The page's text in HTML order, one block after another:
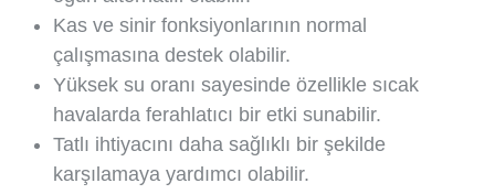
Kas ve sinir fonksiyonlarının normal
çalışmasına destek olabilir.
Yüksek su oranı sayesinde özellikle sıcak
havalarda ferahlatıcı bir etki sunabilir.
Tatlı ihtiyacını daha sağlıklı bir şekilde
karşılamaya yardımcı olabilir.